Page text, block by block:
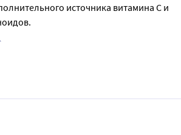
источника витамина С и